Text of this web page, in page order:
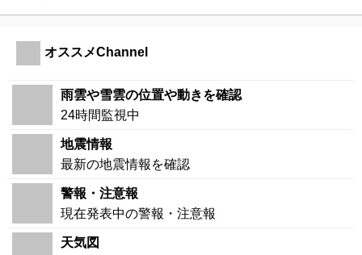
オススメChannel
雨雲や雪雲の位置や動きを確認
24時間監視中
地震情報
最新の地震情報を確認
警報・注意報
現在発表中の警報・注意報
天気図